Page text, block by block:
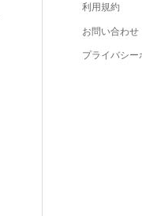
利用規約
お問い合わせ
プライバシー